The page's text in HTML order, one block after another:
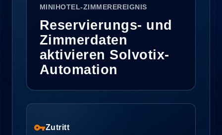
MINIHOTEL-ZIMMEREREIGNIS
Reservierungs- und
Zimmerdaten
aktivieren Solvotix-
Automation
vpn_keyZutritt